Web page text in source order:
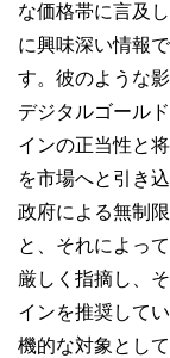
な価格帯に言及
に興味深い情報
す。彼のような
デジタルゴール
インの正当性と
を市場へと引き
政府による無制
と、それによっ
厳しく指摘し、
インを推奨して
機的な対象とし